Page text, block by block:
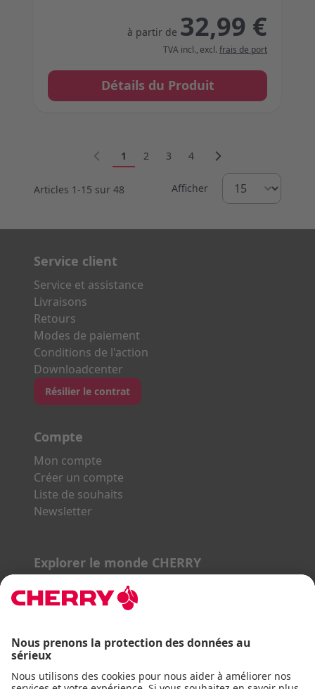
à partir de 32,99 €
TVA incl., excl. frais de port
Détails du Produit
Articles 1-15 sur 48
Vous lisez actuellement la page
1 Page
2 Page
3 Page
4
Afficher
Service client
Service et assistance
Livraisons
Retours
Modes de paiement
Conditions de l'action
Downloadcenter
Résilier le contrat
Compte
Mon compte
Créer un compte
Liste de souhaits
Newsletter
Explorer le monde CHERRY
Gaming Series
STREAM Series
ERGO Line